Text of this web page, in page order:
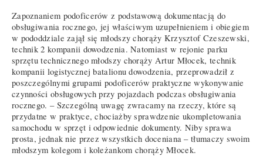
Zapoznaniem podoficerów z podstawową dokumentacją do
obsługiwania rocznego, jej właściwym uzupełnieniem i obiegiem
w pododdziale zajął się młodszy chorąży Krzysztof Czeszewski,
technik 2 kompanii dowodzenia. Natomiast w rejonie parku
sprzętu technicznego młodszy chorąży Artur Młocek, technik
kompanii logistycznej batalionu dowodzenia, przeprowadził z
poszczególnymi grupami podoficerów praktyczne wykonywanie
czynności obsługowych przy pojazdach podczas obsługiwania
rocznego. – Szczególną uwagę zwracamy na rzeczy, które są
przydatne w praktyce, chociażby sprawdzenie ukompletowania
samochodu w sprzęt i odpowiednie dokumenty. Niby sprawa
prosta, jednak nie przez wszystkich doceniana – tłumaczy swoim
młodszym kolegom i koleżankom chorąży Młocek.